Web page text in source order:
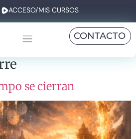
ACCESO/MIS CURSOS
CONTACTO
se cierran